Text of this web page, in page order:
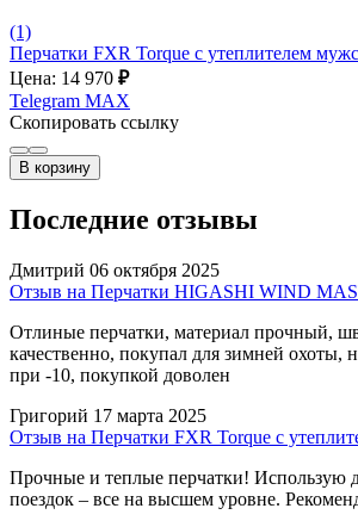
(1)
Перчатки FXR Torque с утеплителем
Цена: 14 970 ₽
Telegram MAX
Скопировать ссылку
В корзину
Последние отзывы
Дмитрий 06 октября 2025
Отзыв на Перчатки HIGASHI WIND
Отлиные перчатки, материал прочный,
качественно, покупал для зимней охоты,
при -10, покупкой доволен
Григорий 17 марта 2025
Отзыв на Перчатки FXR Torque с
Прочные и теплые перчатки! Использую
поездок – все на высшем уровне.